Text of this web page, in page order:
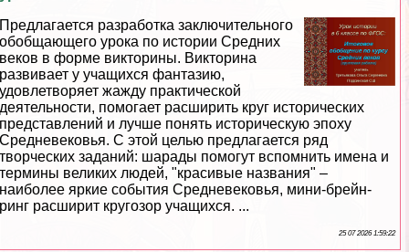
Предлагается разработка заключительного
обобщающего урока по истории Средних
веков в форме викторины. Викторина
развивает у учащихся фантазию,
удовлетворяет жажду пpaктической
деятельности, помогает расширить круг исторических
представлений и лучше понять историческую эпоху
Средневековья. С этой целью предлагается ряд
творческих заданий: шарады помогут вспомнить имена и
термины великих людей, "красивые названия" –
наиболее яркие события Cредневековья, мини-брейн-
ринг расширит кругозор учащихся. ...
25 07 2026 1:59:22